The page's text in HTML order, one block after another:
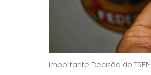
Importante Decisão do TRF1ª